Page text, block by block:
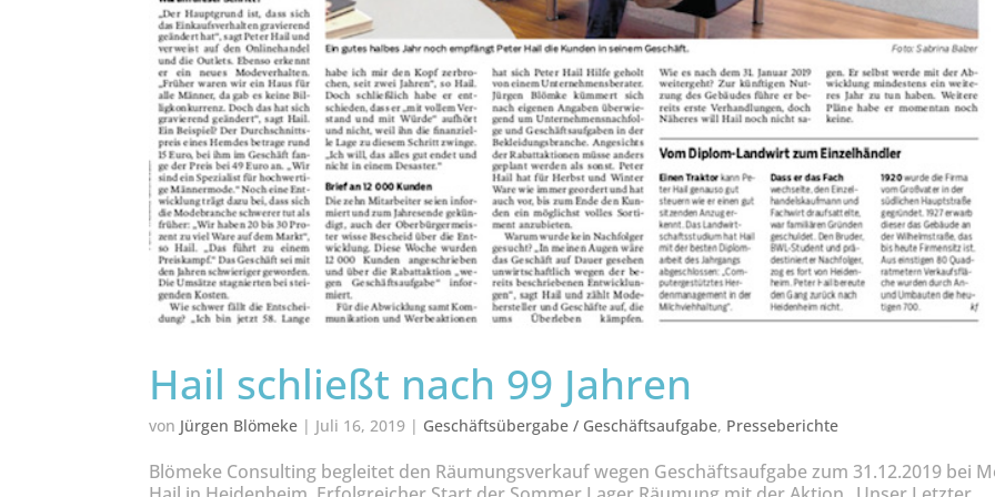
Hail schließt nach 99 Jahren
von Jürgen Blömeke | Juli 16, 2019 | Geschäftsübergabe / Geschäftsaufgabe, Presseberichte
Blömeke Consulting begleitet den Räumungsverkauf wegen Geschäftsaufgabe zum 31.12.2019 bei